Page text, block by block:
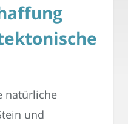
natürliche
und